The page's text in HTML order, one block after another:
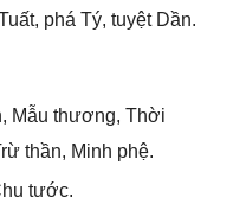
phá Tý, tuyệt Dần.
Mẫu thương, Thời
thần, Minh phệ.
tước.